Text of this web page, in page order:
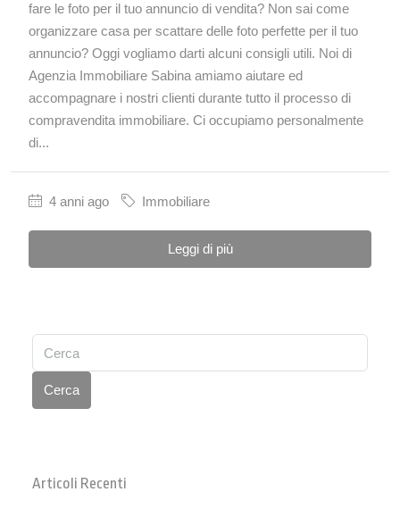
fare le foto per il tuo annuncio di vendita? Non sai come
organizzare casa per scattare delle foto perfette per il tuo
annuncio? Oggi vogliamo darti alcuni consigli utili. Noi di
Agenzia Immobiliare Sabina amiamo aiutare ed
accompagnare i nostri clienti durante tutto il processo di
compravendita immobiliare. Ci occupiamo personalmente
di...
4 anni ago Immobiliare
Leggi di più
Cerca
Articoli Recenti